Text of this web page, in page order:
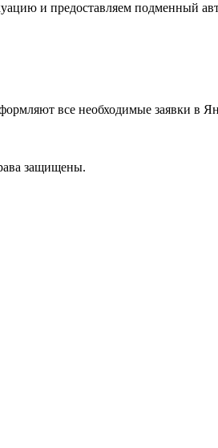
и предоставляем подменный
все необходимые заявки в
защищены.